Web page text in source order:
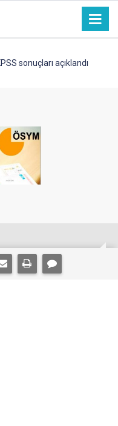
sonuçları açıklandı